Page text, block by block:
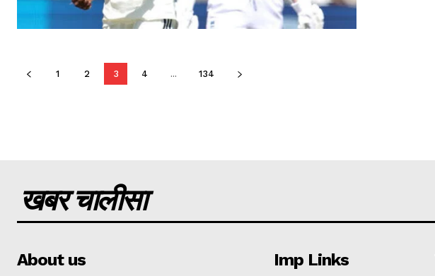
1 2 3 4 ... 134
खबर चालीसा
About us Imp Links